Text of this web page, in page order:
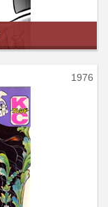
1976